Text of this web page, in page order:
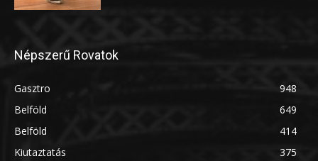
Népszerű Rovatok
Gasztro
948
Belföld
649
Belföld
414
Kiutaztatás
375